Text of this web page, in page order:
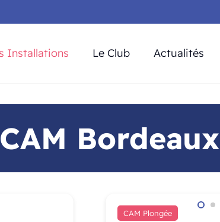
Installations Le Club Actualités
Bordeaux
CAM Plongée